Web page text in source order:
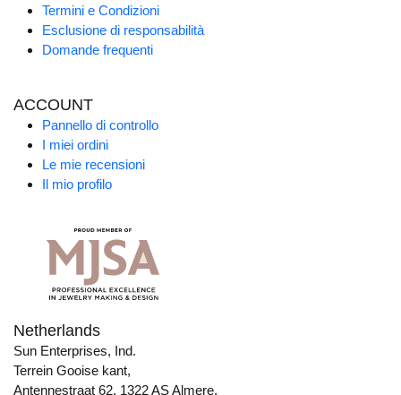
Termini e Condizioni
Esclusione di responsabilità
Domande frequenti
ACCOUNT
Pannello di controllo
I miei ordini
Le mie recensioni
Il mio profilo
Netherlands
Sun Enterprises, Ind.
Terrein Gooise kant,
Antennestraat 62, 1322 AS Almere,